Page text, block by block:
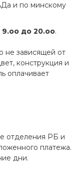
и по минскому
9.оо до 20.оо.
не зависящей от
конструкция и
оплачивает
отделения РБ и
платежа.
дни.